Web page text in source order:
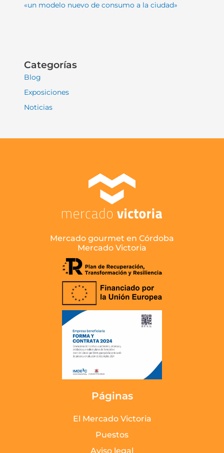
«un modelo nuevo de consumo a la ciudad»
Categorías
Blog
Exposiciones
Noticias
Mercado gourmet en Córdoba
Mercado Victoria
Páginas
El Mercado Victoria
Puestos
Aviso legal